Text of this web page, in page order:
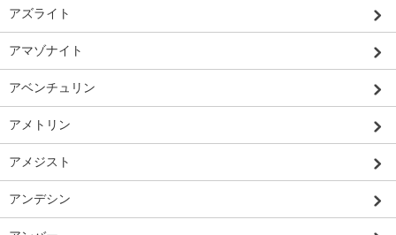
アズライト
アマゾナイト
アベンチュリン
アメトリン
アメジスト
アンデシン